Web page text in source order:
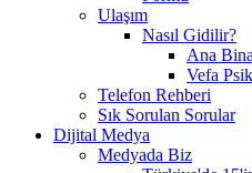
Ulaşım
Nasıl Gidilir?
Ana Bina
Vefa
Telefon Rehberi
Sık Sorulan Sorular
Dijital Medya
Medyada Biz